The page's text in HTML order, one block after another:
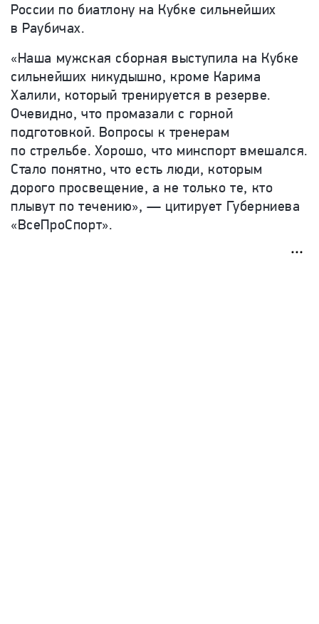
России по биатлону на Кубке сильнейших
в Раубичах.
«Наша мужская сборная выступила на Кубке
сильнейших никудышно, кроме Карима
Халили, который тренируется в резерве.
Очевидно, что промазали с горной
подготовкой. Вопросы к тренерам
по стрельбе. Хорошо, что минспорт вмешался.
Стало понятно, что есть люди, которым
дорого просвещение, а не только те, кто
плывут по течению», — цитирует Губерниева
«ВсеПроСпорт».